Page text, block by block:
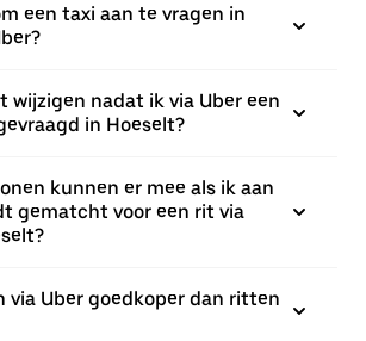
een taxi aan te vragen in
wijzigen nadat ik via Uber een
in Hoeselt?
kunnen er mee als ik aan
gematcht voor een rit via
via Uber goedkoper dan ritten